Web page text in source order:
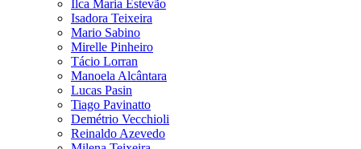
Ilca Maria Estevão
Isadora Teixeira
Mario Sabino
Mirelle Pinheiro
Tácio Lorran
Manoela Alcântara
Lucas Pasin
Tiago Pavinatto
Demétrio Vecchioli
Reinaldo Azevedo